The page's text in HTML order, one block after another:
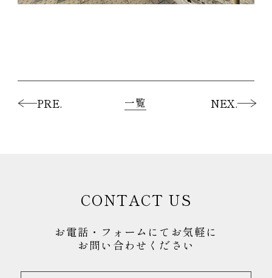
PRE. 一覧 NEX.
CONTACT US
お電話・フォームにてお気軽に
お問い合わせください